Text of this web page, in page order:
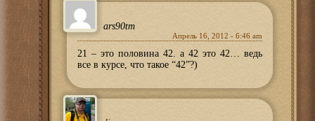
ars90tm
Апрель 16, 2012 - 6:46 am
21 – это половина 42. а 42 это 42… ведь
все в курсе, что такое “42”?)